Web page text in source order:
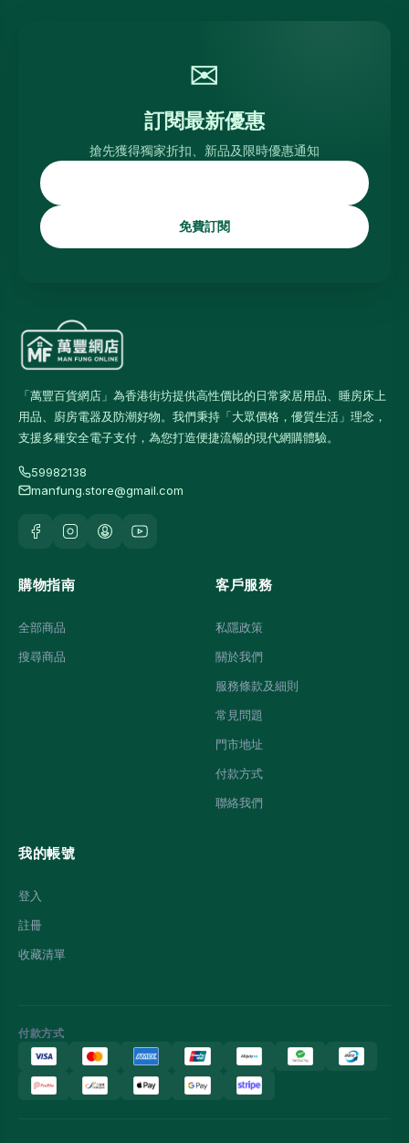
✉
訂閱最新優惠
搶先獲得獨家折扣、新品及限時優惠通知
免費訂閱
「萬豐百貨網店」為香港街坊提供高性價比的日常家居用品、睡房床上
用品、廚房電器及防潮好物。我們秉持「大眾價格，優質生活」理念，
支援多種安全電子支付，為您打造便捷流暢的現代網購體驗。
59982138
manfung.store@gmail.com
購物指南
全部商品
搜尋商品
客戶服務
私隱政策
關於我們
服務條款及細則
常見問題
門市地址
付款方式
聯絡我們
我的帳號
登入
註冊
收藏清單
付款方式